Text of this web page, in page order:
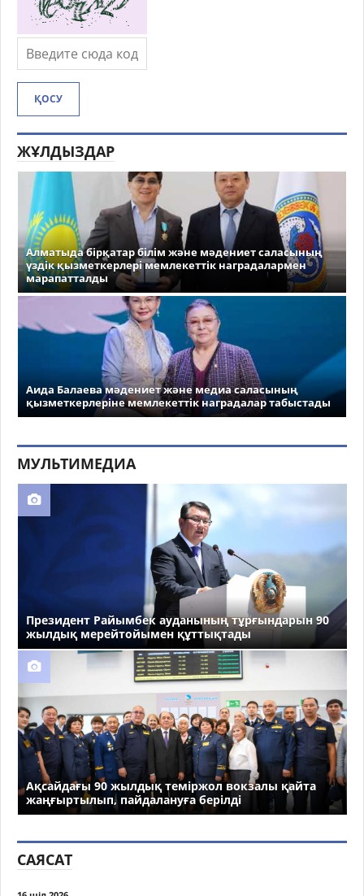
ҚОСУ
ЖҰЛДЫЗДАР
Алматыда бірқатар білім және мәдениет саласының
үздік қызметкерлері мемлекеттік наградалармен
марапатталды
Аида Балаева мәдениет және медиа саласының
қызметкерлеріне мемлекеттік наградалар табыстады
МУЛЬТИМЕДИА
Президент Райымбек ауданының тұрғындарын 90
жылдық мерейтойымен құттықтады
Ақсайдағы 90 жылдық теміржол вокзалы қайта
жаңғыртылып, пайдалануға берілді
САЯСАТ